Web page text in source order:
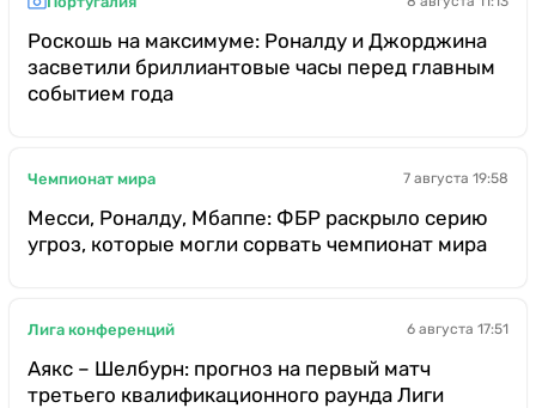
Роскошь на максимуме: Роналду и Джорджина
засветили бриллиантовые часы перед главным
событием года
Чемпионат мира 7 августа 19:58
Месси, Роналду, Мбаппе: ФБР раскрыло серию
угроз, которые могли сорвать чемпионат мира
Лига конференций 6 августа 17:51
Аякс – Шелбурн: прогноз на первый матч
третьего квалификационного раунда Лиги